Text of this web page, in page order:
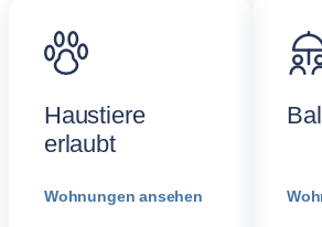
Haustiere
erlaubt
Wohnungen ansehen